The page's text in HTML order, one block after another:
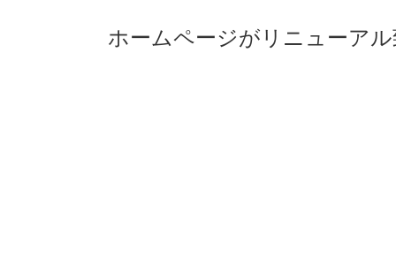
ホームページがリニューアル